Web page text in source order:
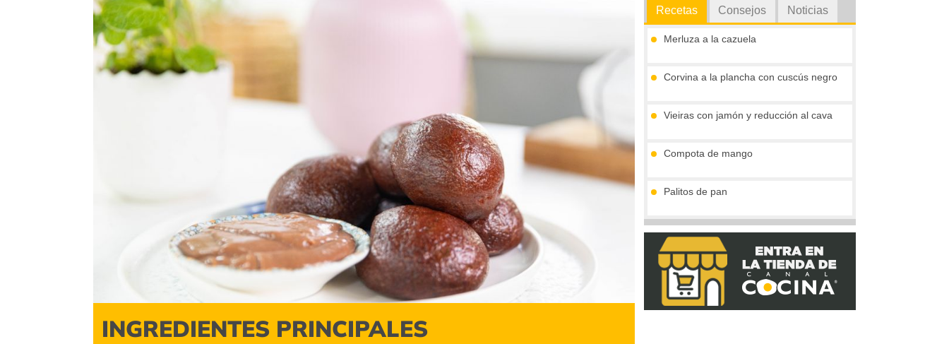
INGREDIENTES PRINCIPALES
Recetas
Merluza a la cazuela
Corvina a la plancha con cuscús negro
Vieiras con jamón y reducción al cava
Compota de mango
Palitos de pan
Tronco de chocolate y turrón (sin gluten)
Consejos Noticias